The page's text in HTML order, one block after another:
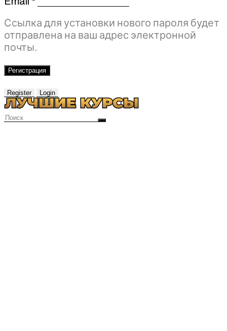
Ссылка для установки нового пароля будет
отправлена ​​на ваш адрес электронной
почты.
Регистрация
Register Login